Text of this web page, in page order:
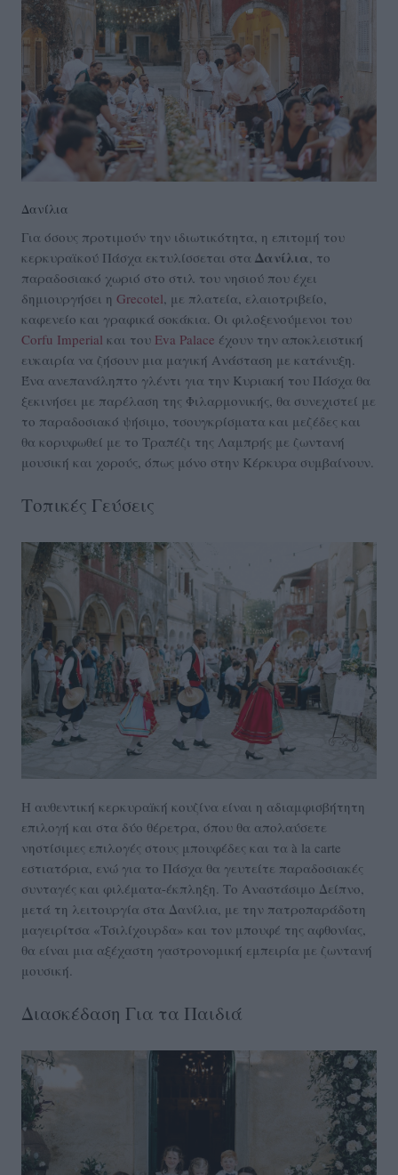
Δανίλια
Για όσους προτιμούν την ιδιωτικότητα, η επιτομή του
κερκυραϊκού Πάσχα εκτυλίσσεται στα Δανίλια , το
παραδοσιακό χωριό στο στιλ του νησιού που έχει
δημιουργήσει η Grecotel , με πλατεία, ελαιοτριβείο,
καφενείο και γραφικά σοκάκια. Οι φιλοξενούμενοι του
Corfu Imperial και του Eva Palace έχουν την αποκλειστική
ευκαιρία να ζήσουν μια μαγική Ανάσταση με κατάνυξη.
Ένα ανεπανάληπτο γλέντι για την Κυριακή του Πάσχα θα
ξεκινήσει με παρέλαση της Φιλαρμονικής, θα συνεχιστεί με
το παραδοσιακό ψήσιμο, τσουγκρίσματα και μεζέδες και
θα κορυφωθεί με το Τραπέζι της Λαμπρής με ζωντανή
μουσική και χορούς, όπως μόνο στην Κέρκυρα συμβαίνουν.
Τοπικές Γεύσεις
Η αυθεντική κερκυραïκή κουζίνα είναι η αδιαμφισβήτητη
επιλογή και στα δύο θέρετρα, όπου θα απολαύσετε
νηστίσιμες επιλογές στους μπουφέδες και τα à la carte
εστιατόρια, ενώ για το Πάσχα θα γευτείτε παραδοσιακές
συνταγές και φιλέματα-έκπληξη. Το Αναστάσιμο Δείπνο,
μετά τη λειτουργία στα Δανίλια, με την πατροπαράδοτη
μαγειρίτσα «Τσιλίχουρδα» και τον μπουφέ της αφθονίας,
θα είναι μια αξέχαστη γαστρονομική εμπειρία με ζωντανή
μουσική.
Διασκέδαση Για τα Παιδιά